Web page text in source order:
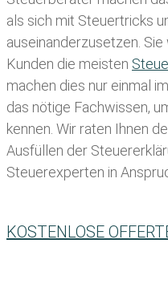
als sich mit Steuertricks
auseinanderzusetzen.
Kunden die meisten
machen dies nur einmal
das nötige Fachwissen,
kennen. Wir raten Ihnen
Ausfüllen der
Steuerexperten in
KOSTENLOSE